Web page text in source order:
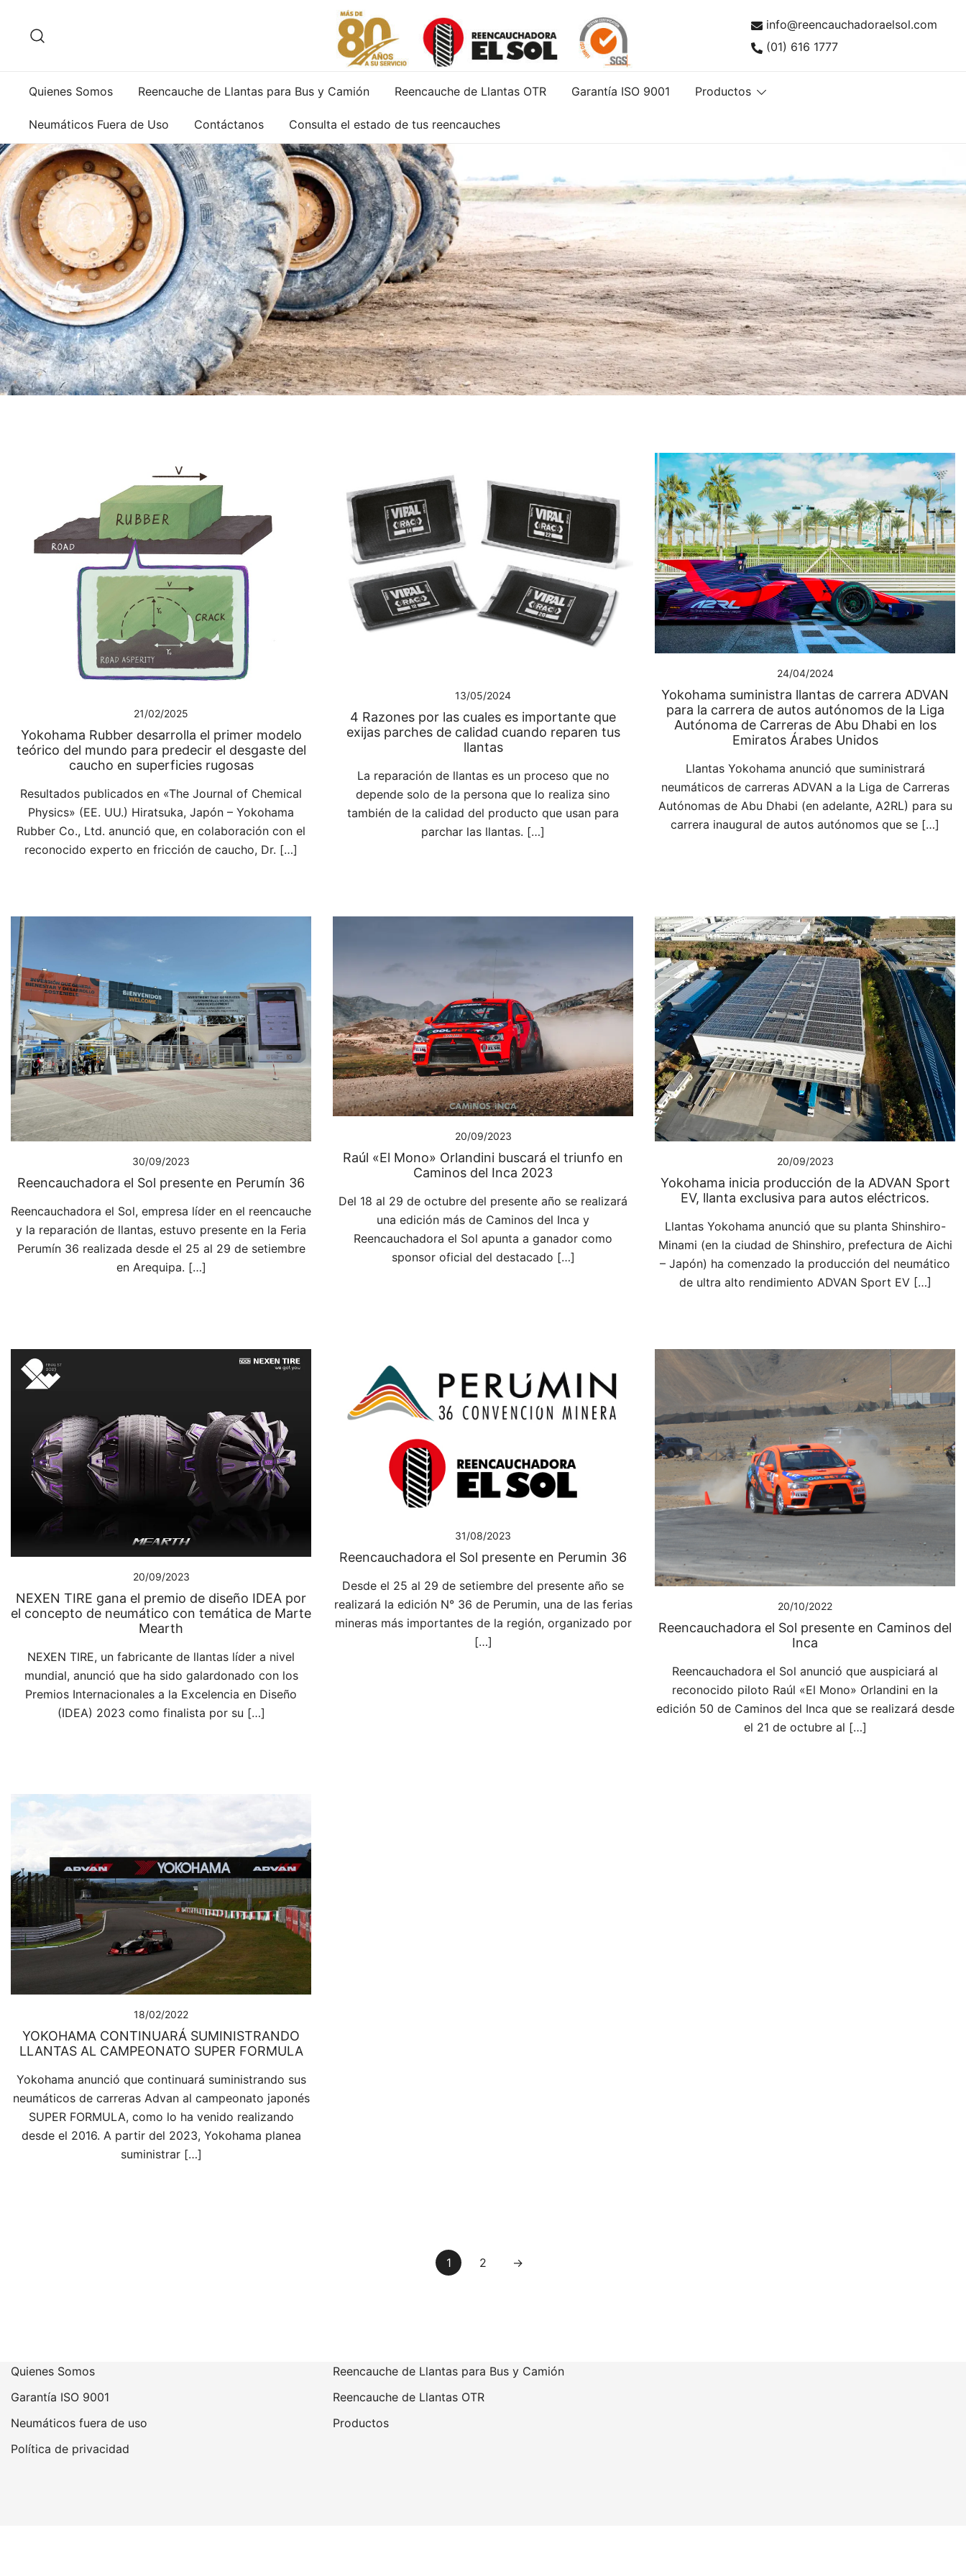
contenido
Reencauchadora el Sol – Reencauche de llantas con Calidad ISO 9001
Servicio de reparación y reencauche de llantas con garantía ISO 9001
info@reencauchadoraelsol.com
(01) 616 1777
Quienes Somos Reencauche de Llantas para Bus y Camión Reencauche de Llantas OTR Garantía ISO 9001 Productos
Neumáticos Fuera de Uso Contáctanos Consulta el estado de tus reencauches
21/02/2025
Yokohama Rubber desarrolla el primer modelo
teórico del mundo para predecir el desgaste del
caucho en superficies rugosas
Resultados publicados en «The Journal of Chemical
Physics» (EE. UU.) Hiratsuka, Japón – Yokohama
Rubber Co., Ltd. anunció que, en colaboración con el
reconocido experto en fricción de caucho, Dr. […]
13/05/2024
4 Razones por las cuales es importante que
exijas parches de calidad cuando reparen tus
llantas
La reparación de llantas es un proceso que no
depende solo de la persona que lo realiza sino
también de la calidad del producto que usan para
parchar las llantas. […]
24/04/2024
Yokohama suministra llantas de carrera ADVAN
para la carrera de autos autónomos de la Liga
Autónoma de Carreras de Abu Dhabi en los
Emiratos Árabes Unidos
Llantas Yokohama anunció que suministrará
neumáticos de carreras ADVAN a la Liga de Carreras
Autónomas de Abu Dhabi (en adelante, A2RL) para su
carrera inaugural de autos autónomos que se […]
30/09/2023
Reencauchadora el Sol presente en Perumín 36
Reencauchadora el Sol, empresa líder en el reencauche
y la reparación de llantas, estuvo presente en la Feria
Perumín 36 realizada desde el 25 al 29 de setiembre
en Arequipa. […]
20/09/2023
Raúl «El Mono» Orlandini buscará el triunfo en
Caminos del Inca 2023
Del 18 al 29 de octubre del presente año se realizará
una edición más de Caminos del Inca y
Reencauchadora el Sol apunta a ganador como
sponsor oficial del destacado […]
20/09/2023
Yokohama inicia producción de la ADVAN Sport
EV, llanta exclusiva para autos eléctricos.
Llantas Yokohama anunció que su planta Shinshiro-
Minami (en la ciudad de Shinshiro, prefectura de Aichi
– Japón) ha comenzado la producción del neumático
de ultra alto rendimiento ADVAN Sport EV […]
20/09/2023
NEXEN TIRE gana el premio de diseño IDEA por
el concepto de neumático con temática de Marte
Mearth
NEXEN TIRE, un fabricante de llantas líder a nivel
mundial, anunció que ha sido galardonado con los
Premios Internacionales a la Excelencia en Diseño
(IDEA) 2023 como finalista por su […]
31/08/2023
Reencauchadora el Sol presente en Perumin 36
Desde el 25 al 29 de setiembre del presente año se
realizará la edición N° 36 de Perumin, una de las ferias
mineras más importantes de la región, organizado por
[…]
20/10/2022
Reencauchadora el Sol presente en Caminos del
Inca
Reencauchadora el Sol anunció que auspiciará al
reconocido piloto Raúl «El Mono» Orlandini en la
edición 50 de Caminos del Inca que se realizará desde
el 21 de octubre al […]
18/02/2022
YOKOHAMA CONTINUARÁ SUMINISTRANDO
LLANTAS AL CAMPEONATO SUPER FORMULA
Yokohama anunció que continuará suministrando sus
neumáticos de carreras Advan al campeonato japonés
SUPER FORMULA, como lo ha venido realizando
desde el 2016. A partir del 2023, Yokohama planea
suministrar […]
1 2 →
Quienes Somos
Garantía ISO 9001
Neumáticos fuera de uso
Política de privacidad
Reencauche de Llantas para Bus y Camión
Reencauche de Llantas OTR
Productos